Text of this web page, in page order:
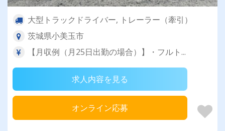
大型トラックドライバー, トレーラー（牽引）
茨城県小美玉市
【月収例（月25日出勤の場合）】・フルト...
求人内容を見る
オンライン応募